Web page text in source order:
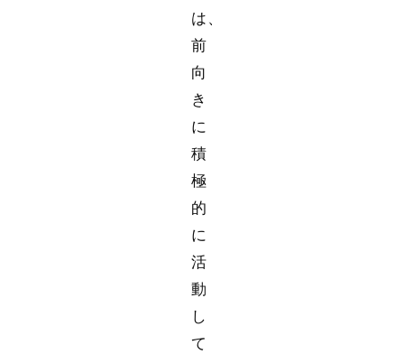
は、
前
向
き
に
積
極
的
に
活
動
し
て